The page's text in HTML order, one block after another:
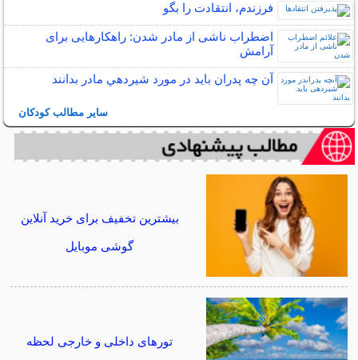
فرزندم، انتقادت را بگو
اضطراب ناشی از مادر شدن: راهکارهایی برای
آرامش
آن چه پدران بايد در مورد شيردهي مادر بدانند
سایر مطالب کودکان
بیشترین تخفیف برای خرید آنلاین
گوشی موبایل
تورهای داخلی و خارجی لحظه